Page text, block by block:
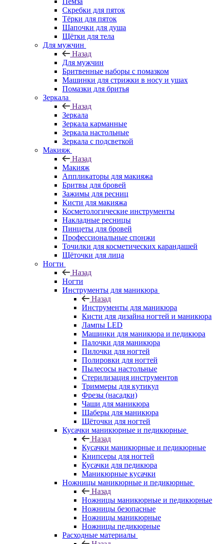
Скребки для пяток
Тёрки для пяток
Шапочки для душа
Щётки для тела
Для мужчин
Назад
Для мужчин
Бритвенные наборы с помазком
Машинки для стрижки в носу и ушах
Помазки для бритья
Зеркала
Назад
Зеркала
Зеркала карманные
Зеркала настольные
Зеркала с подсветкой
Макияж
Назад
Макияж
Аппликаторы для макияжа
Бритвы для бровей
Зажимы для ресниц
Кисти для макияжа
Косметологические инструменты
Накладные ресницы
Пинцеты для бровей
Профессиональные спонжи
Точилки для косметических карандашей
Щёточки для лица
Ногти
Назад
Ногти
Инструменты для маникюра
Назад
Инструменты для маникюра
Кисти для дизайна ногтей и маникюра
Лампы LED
Машинки для маникюра и педикюра
Палочки для маникюра
Пилочки для ногтей
Полировки для ногтей
Пылесосы настольные
Стерилизация инструментов
Триммеры для кутикул
Фрезы (насадки)
Чаши для маникюра
Шаберы для маникюра
Щёточки для ногтей
Кусачки маникюрные и педикюрные
Назад
Кусачки маникюрные и педикюрные
Книпсеры для ногтей
Кусачки для педикюра
Маникюрные кусачки
Ножницы маникюрные и педикюрные
Назад
Ножницы маникюрные и педикюрные
Ножницы безопасные
Ножницы маникюрные
Ножницы педикюрные
Расходные материалы